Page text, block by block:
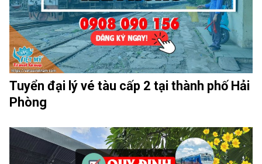
Tuyển đại lý vé tàu cấp 2 tại thành phố Hải
Phòng